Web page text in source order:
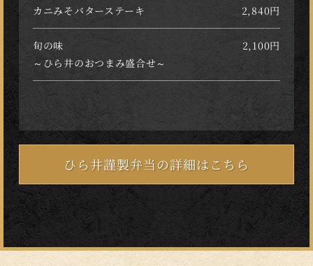
カニみそバターステーキ 2,840円
旬の味
～ひら井のおつまみ盛合せ～
2,100円
ひら井謹製弁当の詳細はこちら